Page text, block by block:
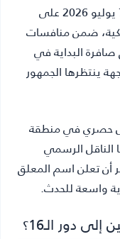
تقام مباراة مصر والأرجنتين غداً الثلاثاء 7 يوليو 2026 على
ضمن منافسات
صافرة البداية في
ينتظرها الجمهور
حصري في منطقة
الناقل الرسمي
أن تعلن اسم المعلق
واسعة للحدث.
دور الـ16؟